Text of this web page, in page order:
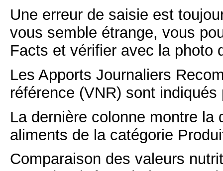
Une erreur de saisie est
vous semble étrange, vous
Facts et vérifier avec la photo
Les Apports Journaliers
référence (VNR) sont
La dernière colonne montre
aliments de la catégorie
Comparaison des valeurs